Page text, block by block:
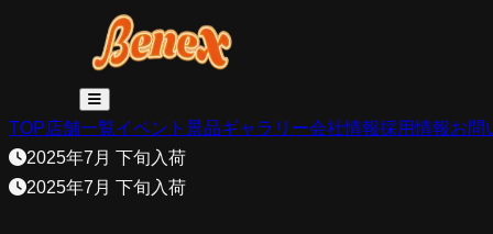
TOP店舗一覧イベント 景品ギャラリー会社情報採用情報お問
2025年7月 下旬入荷
2025年7月 下旬入荷